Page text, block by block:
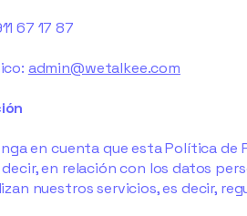
67 17 87
admin@wetalkee.com
en cuenta que esta Política
en relación con los datos
nuestros servicios, es decir,